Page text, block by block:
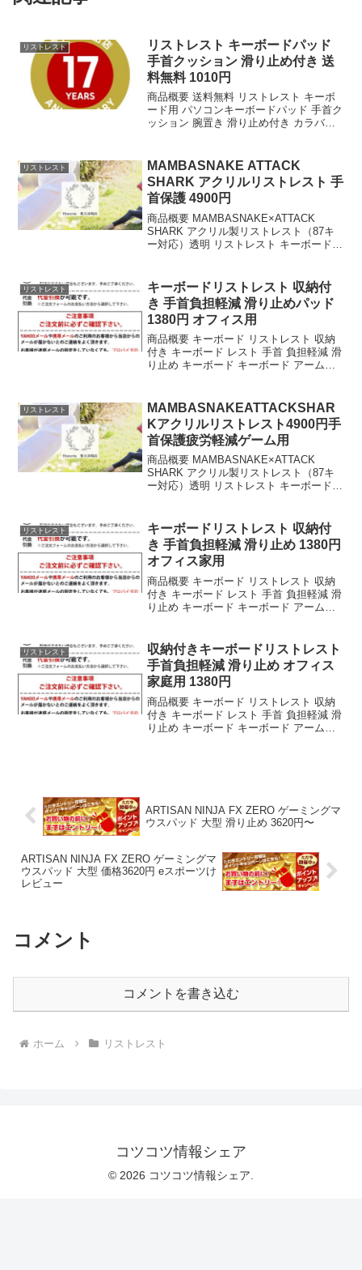
リストレスト
リストレスト キーボードパッド
手首クッション 滑り止め付き 送
料無料 1010円
商品概要 送料無料 リストレスト キーボ
ード用 パソコンキーボードパッド 手首ク
ッション 腕置き 滑り止め付き カラバリ
ソコンキーボードパッド 手首クッション
...
リストレスト
MAMBASNAKE ATTACK
SHARK アクリルリストレスト 手
首保護 4900円
商品概要 MAMBASNAKE×ATTACK
SHARK アクリル製リストレスト（87キ
ー対応）透明 リストレスト キーボードレ
イン 疲労軽減 お手入れ簡単 ...
リストレスト
キーボードリストレスト 収納付
き 手首負担軽減 滑り止めパッド
1380円 オフィス用
商品概要 キーボード リストレスト 収納
付き キーボード レスト 手首 負担軽減 滑
り止め キーボード キーボード アームレ
けします。 商品名 キーボード リ...
リストレスト
MAMBASNAKEATTACKSHAR
Kアクリルリストレスト4900円手
首保護疲労軽減ゲーム用
商品概要 MAMBASNAKE×ATTACK
SHARK アクリル製リストレスト（87キ
ー対応）透明 リストレスト キーボードレ
イン 疲労軽減 お手入れ簡単 ...
リストレスト
キーボードリストレスト 収納付
き 手首負担軽減 滑り止め 1380円
オフィス家用
商品概要 キーボード リストレスト 収納
付き キーボード レスト 手首 負担軽減 滑
り止め キーボード キーボード アームレ
けします。 商品名 キーボード リ...
リストレスト
収納付きキーボードリストレスト
手首負担軽減 滑り止め オフィス
家庭用 1380円
商品概要 キーボード リストレスト 収納
付き キーボード レスト 手首 負担軽減 滑
り止め キーボード キーボード アームレ
ARTISAN NINJA FX ZERO ゲーミングマ
ウスパッド 大型 滑り止め 3620円〜
ARTISAN NINJA FX ZERO ゲーミングマ
ウスパッド 大型 価格3620円 eスポーツけ
レビュー
コメント
コメントを書き込む
ホーム リストレスト
コツコツ情報シェア
© 2026 コツコツ情報シェア.